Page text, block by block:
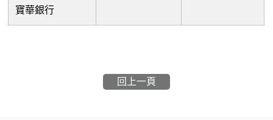
寶華銀行
回上一頁